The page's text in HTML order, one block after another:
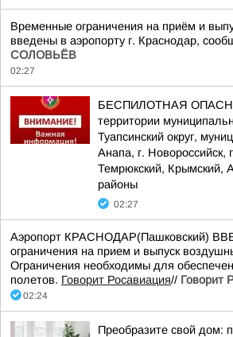
Временные ограничения на приём и
введены в аэропорту г. Краснодар,
СОЛОВЬЁВ
02:27
БЕСПИЛОТНАЯ
территории
Туапсинский округ,
Анапа, г. Новороссийск,
Темрюкский, Крымский,
районы
02:27
Аэропорт КРАСНОДАР(Пашковский)
ограничения на прием и выпуск
Ограничения необходимы для
полетов. Говорит Росавиация// Говорит
02:24
Преобразите свой дом: